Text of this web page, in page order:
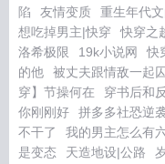
陷
友情变质 重生年代
想吃掉男主|快穿
快穿之
洛希极限
19k小说网 快
的他
被丈夫跟情敌一起
穿】节操何在
穿书后和
你刚刚好
拼多多社恐逆
不干了
我的男主怎么有
是变态
天造地设|公路